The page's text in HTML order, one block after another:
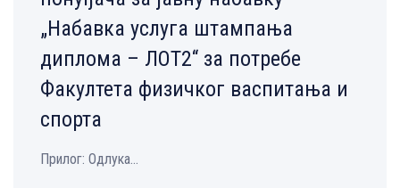
„Набавка услуга штампања
диплома – ЛОТ2“ за потребе
Факултета физичког васпитања и
спорта
Прилог: Одлука...